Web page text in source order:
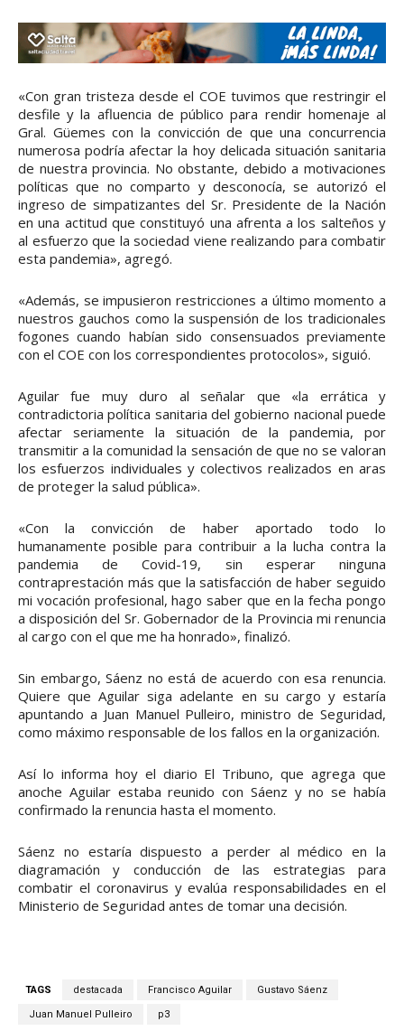
«Con gran tristeza desde el COE tuvimos que restringir el
desfile y la afluencia de público para rendir homenaje al
Gral. Güemes con la convicción de que una concurrencia
numerosa podría afectar la hoy delicada situación sanitaria
de nuestra provincia. No obstante, debido a motivaciones
políticas que no comparto y desconocía, se autorizó el
ingreso de simpatizantes del Sr. Presidente de la Nación
en una actitud que constituyó una afrenta a los salteños y
al esfuerzo que la sociedad viene realizando para combatir
esta pandemia», agregó.
«Además, se impusieron restricciones a último momento a
nuestros gauchos como la suspensión de los tradicionales
fogones cuando habían sido consensuados previamente
con el COE con los correspondientes protocolos», siguió.
Aguilar fue muy duro al señalar que «la errática y
contradictoria política sanitaria del gobierno nacional puede
afectar seriamente la situación de la pandemia, por
transmitir a la comunidad la sensación de que no se valoran
los esfuerzos individuales y colectivos realizados en aras
de proteger la salud pública».
«Con la convicción de haber aportado todo lo
humanamente posible para contribuir a la lucha contra la
pandemia de Covid-19, sin esperar ninguna
contraprestación más que la satisfacción de haber seguido
mi vocación profesional, hago saber que en la fecha pongo
a disposición del Sr. Gobernador de la Provincia mi renuncia
al cargo con el que me ha honrado», finalizó.
Sin embargo, Sáenz no está de acuerdo con esa renuncia.
Quiere que Aguilar siga adelante en su cargo y estaría
apuntando a Juan Manuel Pulleiro, ministro de Seguridad,
como máximo responsable de los fallos en la organización.
Así lo informa hoy el diario El Tribuno, que agrega que
anoche Aguilar estaba reunido con Sáenz y no se había
confirmado la renuncia hasta el momento.
Sáenz no estaría dispuesto a perder al médico en la
diagramación y conducción de las estrategias para
combatir el coronavirus y evalúa responsabilidades en el
Ministerio de Seguridad antes de tomar una decisión.
TAGS destacada Francisco Aguilar Gustavo Sáenz
Juan Manuel Pulleiro p3